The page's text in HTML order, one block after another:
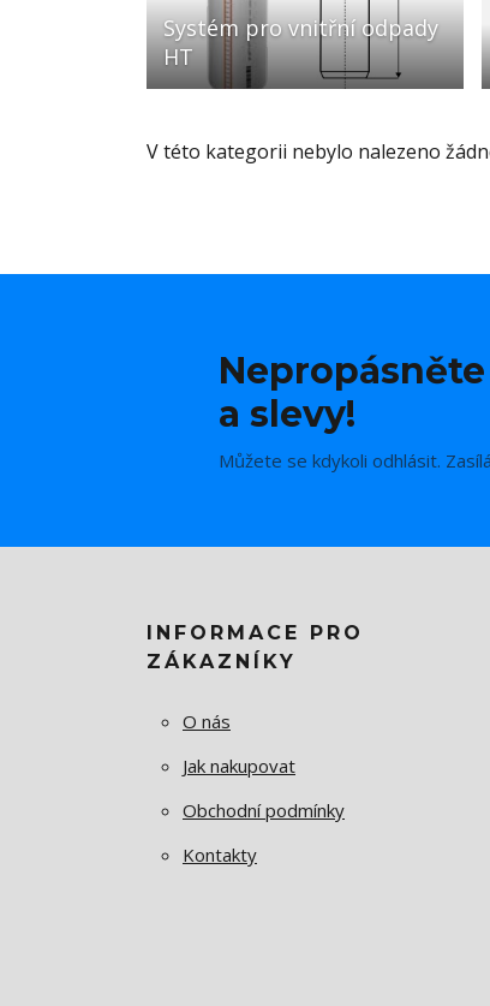
Systém pro vnitřní odpady
HT
V této kategorii nebylo nalezeno
a slevy!
Můžete se kdykoli odhlásit.
INFORMACE PRO
ZÁKAZNÍKY
O nás
Jak nakupovat
Obchodní podmínky
Kontakty